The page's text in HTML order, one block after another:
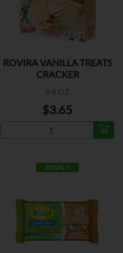
ROVIRA VANILLA TREATS
CRACKER
9.6 OZ
$3.65
REGALO